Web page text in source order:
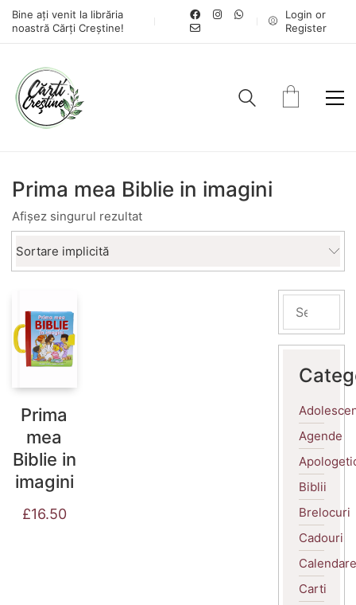
Bine ați venit la librăria
noastră Cărți Creștine!
Login or
Register
Prima mea Biblie in imagini
Afișez singurul rezultat
Sortare implicită
Prima
mea
Biblie in
imagini
£16.50
Agende
Biblii
Brelocuri
Cadouri
Calendare
Carti